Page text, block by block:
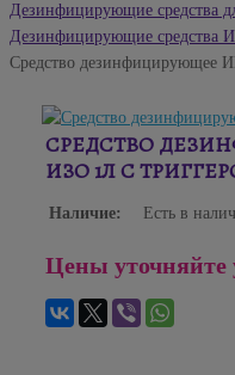
Дезинфицирующие средства
Дезинфицирующие средства
Средство дезинфицирующее
СРЕДСТВО
ИЗО 1Л С
Наличие: Есть в
Цены уточняйте